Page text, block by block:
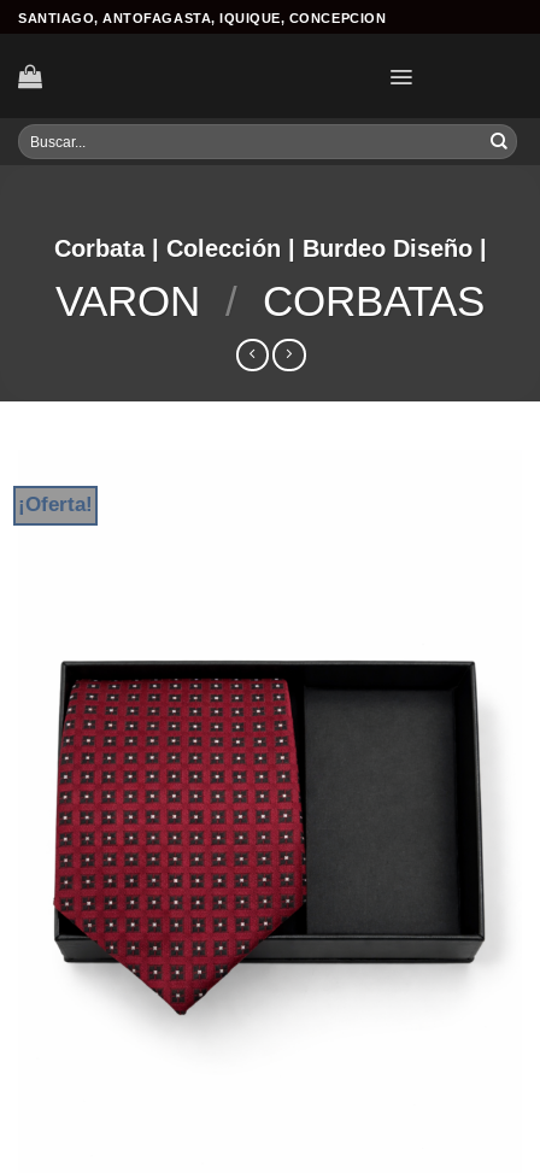
Skip
content
SANTIAGO, ANTOFAGASTA, IQUIQUE, CONCEPCION
Buscar
por:
Corbata | Colección | Burdeo Diseño |
VARON / CORBATAS
¡Oferta!